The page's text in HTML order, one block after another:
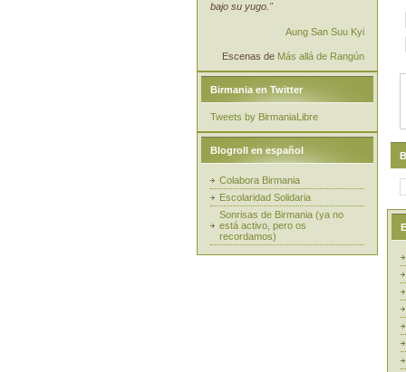
bajo su yugo."
Aung San Suu Kyi
Escenas de Más allá de Rangún
Birmania en Twitter
Tweets by BirmaniaLibre
Blogroll en español
Colabora Birmania
Escolaridad Solidaria
Sonrisas de Birmania (ya no
está activo, pero os
recordamos)